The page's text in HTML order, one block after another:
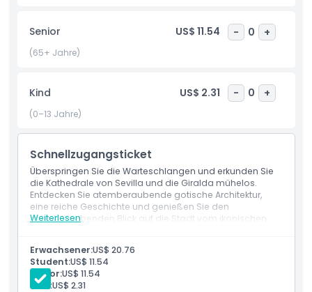
geschichtsträchtig ist und ein ruhigeres, aber ebenso
faszinierendes Erlebnis bietet.
Inklusivleistungen
Richtlinie für Kinder und Erwachsene
Ausschlüsse
Dinge, die Sie wissen sollten
Senior US$ 11.54 - 0 +
(65+ Jahre)
Kind US$ 2.31 - 0 +
(0–13 Jahre)
Schnellzugangsticket
Überspringen Sie die Warteschlangen und erkunden Sie
die Kathedrale von Sevilla und die Giralda mühelos.
Entdecken Sie atemberaubende gotische Architektur,
eine reiche Geschichte und genießen Sie den
atemberaubenden Blick auf die Stadt vom ikonischen
Weiterlesen
Eintritt ohne Anstehen zur Kathedrale von Sevilla
Eintritt ohne Anstehen zum Glockenturm Giralda
Eintritt ohne Anstehen zur Kirche San Salvador
Erwachsener:US$ 20.76
Student:US$ 11.54
Senior:US$ 11.54
Kind:US$ 2.31